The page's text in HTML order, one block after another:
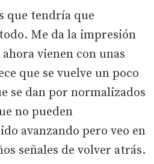
que tendría que
Me da la impresión
vienen con unas
que se vuelve un poco
se dan por normalizados
no pueden
avanzando pero veo en
señales de volver atrás.